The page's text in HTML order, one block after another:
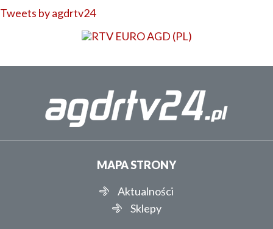
Tweets by agdrtv24
MAPA STRONY
Aktualności
Sklepy